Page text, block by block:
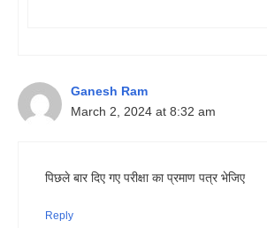
Ganesh Ram
March 2, 2024 at 8:32 am
पिछले बार दिए गए परीक्षा का प्रमाण पत्र भेजिए
Reply